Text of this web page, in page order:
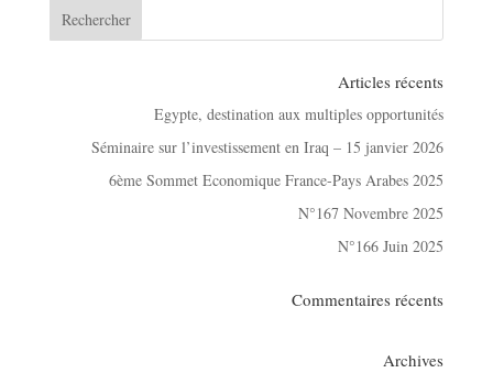
Articles récents
Egypte, destination aux multiples opportunités
Séminaire sur l’investissement en Iraq – 15 janvier 2026
6ème Sommet Economique France-Pays Arabes 2025
N°167 Novembre 2025
N°166 Juin 2025
Commentaires récents
Archives